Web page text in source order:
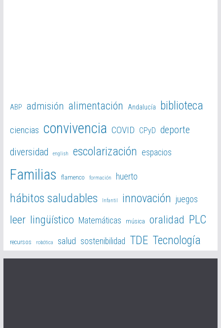
ABP admisión alimentación Andalucía biblioteca
ciencias convivencia COVID CPyD deporte
diversidad english escolarización espacios
Familias flamenco formación huerto
hábitos saludables Infantil innovación juegos
leer lingüístico Matemáticas música oralidad PLC
recursos robótica salud sostenibilidad TDE Tecnología